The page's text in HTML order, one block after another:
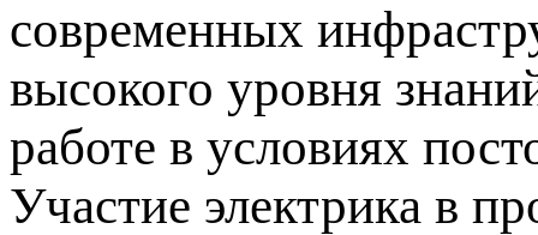
современных
высокого уровня
работе в условиях
Участие электрика в